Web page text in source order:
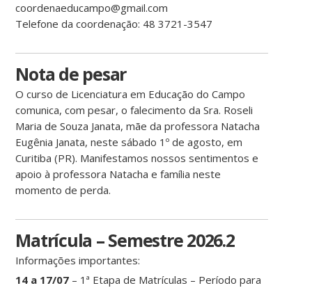
coordenaeducampo@gmail.com
Telefone da coordenação: 48 3721-3547
Nota de pesar
O curso de Licenciatura em Educação do Campo
comunica, com pesar, o falecimento da Sra. Roseli
Maria de Souza Janata, mãe da professora Natacha
Eugênia Janata, neste sábado 1º de agosto, em
Curitiba (PR). Manifestamos nossos sentimentos e
apoio à professora Natacha e família neste
momento de perda.
Matrícula – Semestre 2026.2
Informações importantes:
14 a 17/07 – 1ª Etapa de Matrículas – Período para